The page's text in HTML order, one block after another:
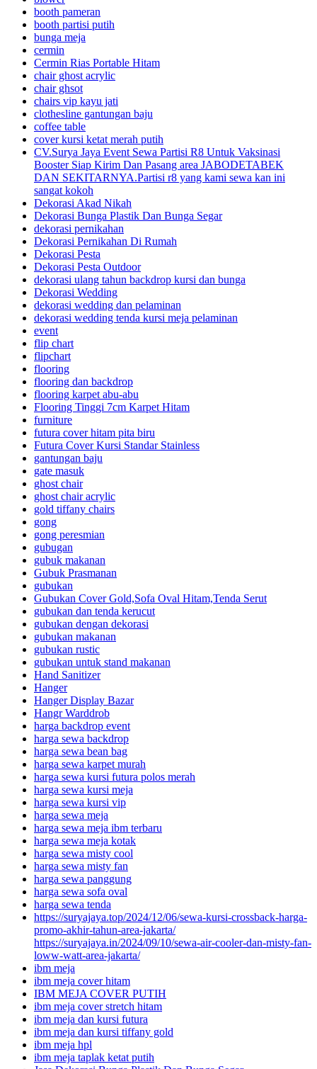
booth pameran
booth partisi putih
bunga meja
cermin
Cermin Rias Portable Hitam
chair ghost acrylic
chair ghsot
chairs vip kayu jati
clothesline gantungan baju
coffee table
cover kursi ketat merah putih
CV.Surya Jaya Event Sewa Partisi R8 Untuk Vaksinasi
Booster Siap Kirim Dan Pasang area JABODETABEK
DAN SEKITARNYA.Partisi r8 yang kami sewa kan ini
sangat kokoh
Dekorasi Akad Nikah
Dekorasi Bunga Plastik Dan Bunga Segar
dekorasi pernikahan
Dekorasi Pernikahan Di Rumah
Dekorasi Pesta
Dekorasi Pesta Outdoor
dekorasi ulang tahun backdrop kursi dan bunga
Dekorasi Wedding
dekorasi wedding dan pelaminan
dekorasi wedding tenda kursi meja pelaminan
event
flip chart
flipchart
flooring
flooring dan backdrop
flooring karpet abu-abu
Flooring Tinggi 7cm Karpet Hitam
furniture
futura cover hitam pita biru
Futura Cover Kursi Standar Stainless
gantungan baju
gate masuk
ghost chair
ghost chair acrylic
gold tiffany chairs
gong
gong peresmian
gubugan
gubuk makanan
Gubuk Prasmanan
gubukan
Gubukan Cover Gold,Sofa Oval Hitam,Tenda Serut
gubukan dan tenda kerucut
gubukan dengan dekorasi
gubukan makanan
gubukan rustic
gubukan untuk stand makanan
Hand Sanitizer
Hanger
Hanger Display Bazar
Hangr Warddrob
harga backdrop event
harga sewa backdrop
harga sewa bean bag
harga sewa karpet murah
harga sewa kursi futura polos merah
harga sewa kursi meja
harga sewa kursi vip
harga sewa meja
harga sewa meja ibm terbaru
harga sewa meja kotak
harga sewa misty cool
harga sewa misty fan
harga sewa panggung
harga sewa sofa oval
harga sewa tenda
https://suryajaya.top/2024/12/06/sewa-kursi-crossback-harga-
promo-akhir-tahun-area-jakarta/
https://suryajaya.in/2024/09/10/sewa-air-cooler-dan-misty-fan-
loww-watt-area-jakarta/
ibm meja
ibm meja cover hitam
IBM MEJA COVER PUTIH
ibm meja cover stretch hitam
ibm meja dan kursi futura
ibm meja dan kursi tiffany gold
ibm meja hpl
ibm meja taplak ketat putih